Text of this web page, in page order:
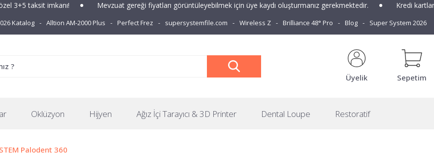
taksit imkanı! Mevzuat gereği fiyatları görüntüleyebilmek için üye kaydı oluşturmanız gerekmektedir. Kredi kartlarına
Katalog Alltion AM-2000 Plus Perfect Frez supersystemfile.com Wireless Z Brilliance 48° Pro Blog Super System 2026
Üyelik Sepetim
Oklüzyon Hijyen Ağız İçi Tarayıcı & 3D Printer Dental Loupe Restoratif
Palodent 360